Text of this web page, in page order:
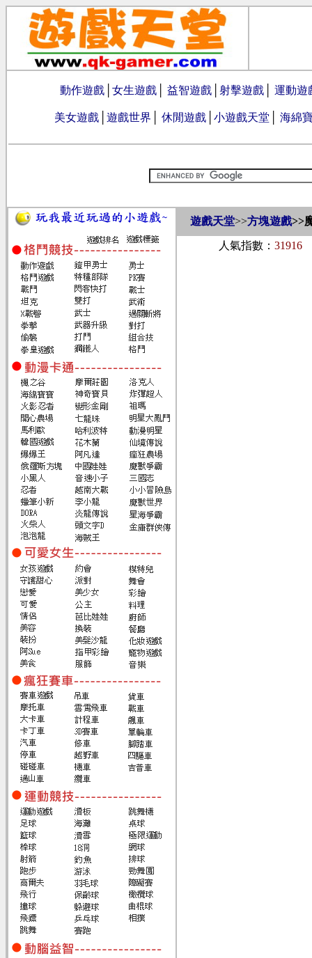
動作遊戲 女生遊戲 益智遊戲 射擊遊戲 運動遊
美女遊戲 遊戲世界 休閒遊戲 小遊戲天堂 海綿
遊戲天堂>>方塊遊戲>>
人氣指數： 31916